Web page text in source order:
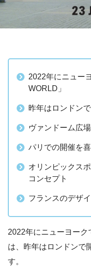
2022年にニュー
WORLD」
昨年はロンドン
ヴァンドーム広
パリでの開催を
オリンピックス
コンセプト
フランスのデザ
2022年にニューヨーク
は、昨年はロンドンで
す。